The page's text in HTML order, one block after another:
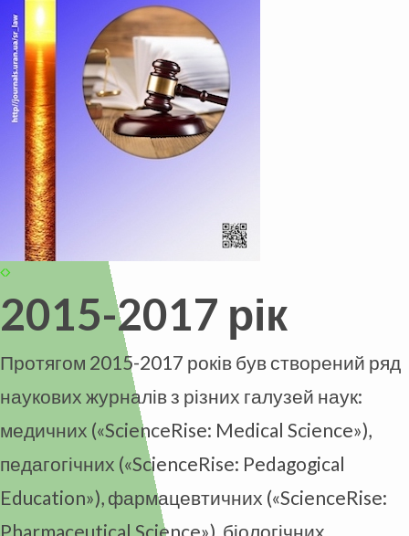
2015-2017 рік
Протягом 2015-2017 років був створений ряд
наукових журналів з різних галузей наук:
медичних («ScienceRise: Medical Science»),
педагогічних («ScienceRise: Pedagogical
Education»), фармацевтичних («ScienceRise:
Pharmaceutical Science»), біологічних